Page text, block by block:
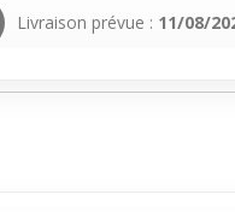
Livraison prévue : 11/08/